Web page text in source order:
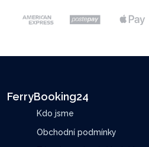
FerryBooking24
Kdo jsme
Obchodní podmínky